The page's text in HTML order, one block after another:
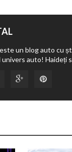
un blog auto cu
auto! Haideți